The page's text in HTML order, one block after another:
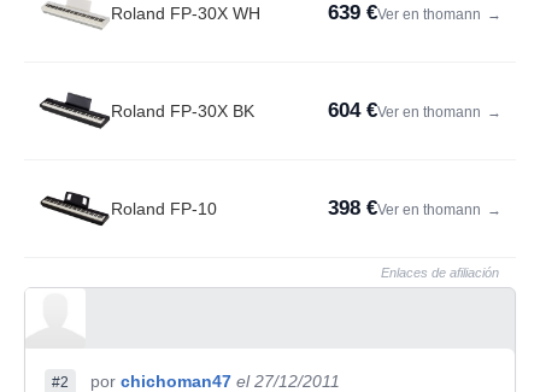
Roland FP-30X WH 639 €Ver en thomann →
Roland FP-30X BK 604 €Ver en thomann →
Roland FP-10 398 €Ver en thomann →
Enlaces de afiliación
#2 por chichoman47 el 27/12/2011